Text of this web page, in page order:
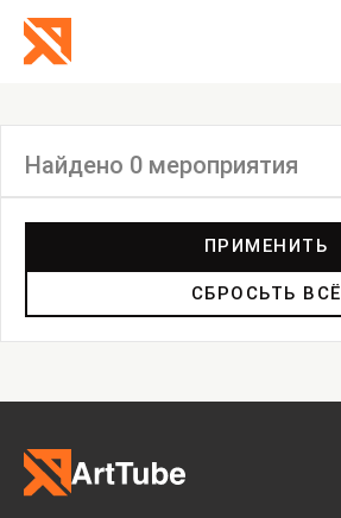
Найдено 0 мероприятия
Мастерские
Дискуссия
Пост-релиз
ПРИМЕНИТЬ
СБРОСЬТЬ ВСЁ